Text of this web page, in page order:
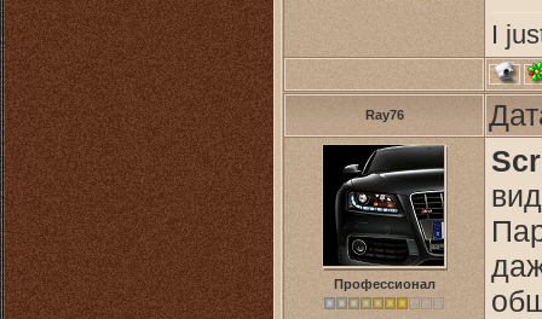
I
Ray76
Профессионал